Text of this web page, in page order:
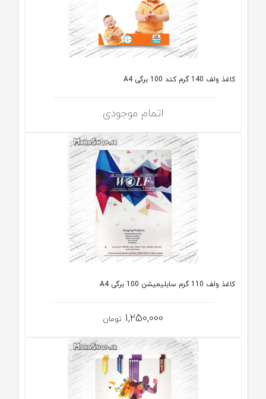
کاغذ ولف 140 گرم کتد 100 برگی A4
اتمام موجودی
کاغذ ولف 110 گرم سابلیمیشن 100 برگی A4
1,250,000 تومان